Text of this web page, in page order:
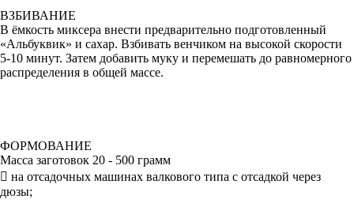
ВЗБИВАНИЕ
В ёмкость миксера внести предварительно подготовленный
«Альбуквик» и сахар. Взбивать венчиком на высокой скорости
5-10 минут. Затем добавить муку и перемешать до равномерного
распределения в общей массе.
ФОРМОВАНИЕ
Масса заготовок 20 - 500 грамм
 на отсадочных машинах валкового типа с отсадкой через
дюзы;